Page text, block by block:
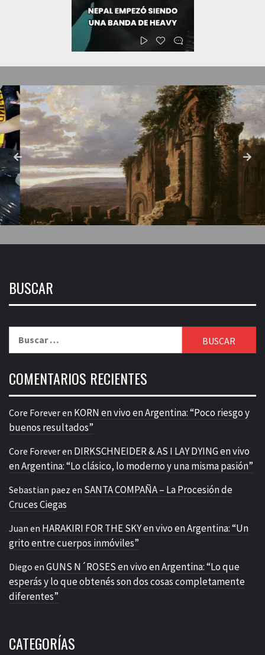
BUSCAR
COMENTARIOS RECIENTES
Core Foreveren KORN en vivo en Argentina: “Poco riesgo y
buenos resultados”
Core Foreveren DIRKSCHNEIDER & AS I LAY DYING en vivo
en Argentina: “Lo clásico, lo moderno y una misma pasión”
Sebastian paez en SANTA COMPAÑA – La Procesión de
Cruces Ciegas
Juan en HARAKIRI FOR THE SKY en vivo en Argentina: “Un
grito entre cuerpos inmóviles”
Diego en GUNS N´ROSES en vivo en Argentina: “Lo que
esperás y lo que obtenés son dos cosas completamente
diferentes”
CATEGORÍAS